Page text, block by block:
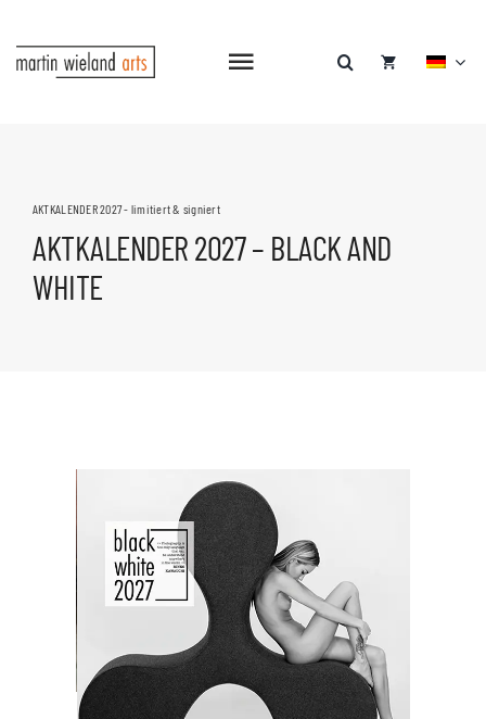
springen
Navigation
AKTKALENDER 2027 - limitiert & signiert
AKTKALENDER 2027 – BLACK AND
WHITE